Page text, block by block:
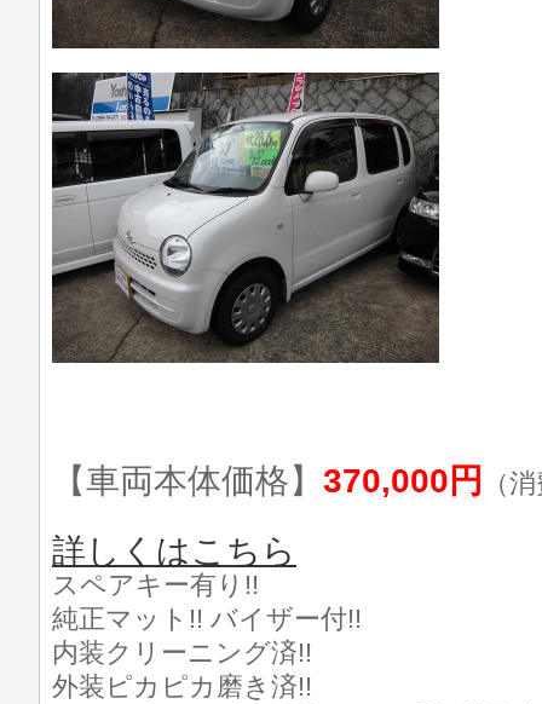
【車両本体価格】 370,000円 （
詳しくはこちら
スペアキー有り!!
純正マット!! バイザー付!!
内装クリーニング済!!
外装ピカピカ磨き済!!